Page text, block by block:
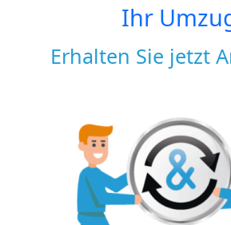
Ihr
Erhalten Sie jetzt